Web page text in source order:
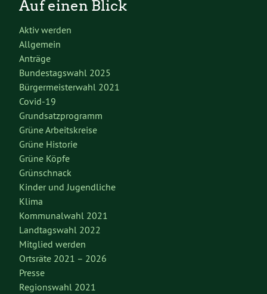
Auf einen Blick
Aktiv werden
Allgemein
Anträge
Bundestagswahl 2025
Bürgermeisterwahl 2021
Covid-19
Grundsatzprogramm
Grüne Arbeitskreise
Grüne Historie
Grüne Köpfe
Grünschnack
Kinder und Jugendliche
Klima
Kommunalwahl 2021
Landtagswahl 2022
Mitglied werden
Ortsräte 2021 – 2026
Presse
Regionswahl 2021